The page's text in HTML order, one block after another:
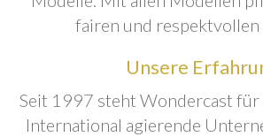
fairen und respektvollen
Unsere
Seit 1997 steht Wondercast
International agierende